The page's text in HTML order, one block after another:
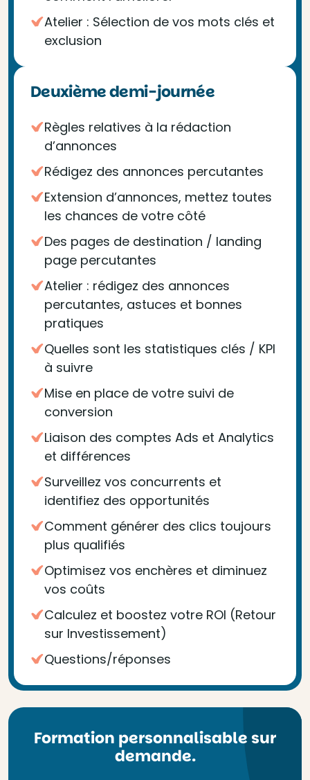
Atelier : Sélection de vos mots clés et
exclusion
Deuxième demi-journée
Règles relatives à la rédaction
d’annonces
Rédigez des annonces percutantes
Extension d’annonces, mettez toutes
les chances de votre côté
Des pages de destination / landing
page percutantes
Atelier : rédigez des annonces
percutantes, astuces et bonnes
pratiques
Quelles sont les statistiques clés / KPI
à suivre
Mise en place de votre suivi de
conversion
Liaison des comptes Ads et Analytics
et différences
Surveillez vos concurrents et
identifiez des opportunités
Comment générer des clics toujours
plus qualifiés
Optimisez vos enchères et diminuez
vos coûts
Calculez et boostez votre ROI (Retour
sur Investissement)
Questions/réponses
Formation personnalisable sur
demande.